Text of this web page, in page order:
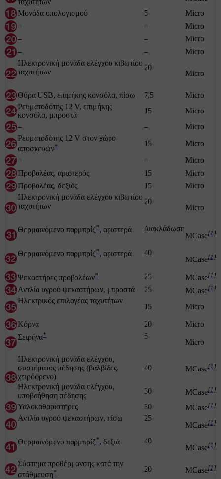
Μονάδα υπολογισμού
5
Micro
–
–
Micro
–
–
Micro
–
–
Micro
Ηλεκτρονική μονάδα ελέγχου κιβωτίου
ταχυτήτων
20
Micro
Θύρα USB, επιμήκης κονσόλα, πίσω 7,5
Micro
Ρευματοδότης 12 V, επιμήκης
κονσόλα, μπροστά
15
Micro
–
–
Micro
Ρευματοδότης 12 V στον χώρο
αποσκευών* 15
Micro
–
–
Micro
Προβολέας, αριστερός
15
Micro
Προβολέας, δεξιός
15
Micro
Ηλεκτρονική μονάδα ελέγχου κιβωτίου
ταχυτήτων
20
Micro
Θερμαινόμενο παρμπρίζ*, αριστερά
Διακλάδωση
MCase[1]
Θερμαινόμενο παρμπρίζ*, αριστερά
40
MCase[1]
Ψεκαστήρες προβολέων* 25 MCase[1]
Αντλία υγρού ψεκαστήρων, μπροστά 25 MCase[1]
Ηλεκτρικός επιλογέας ταχυτήτων
15 Micro
Κόρνα 20
Micro
Σειρήνα* 5
Micro
Ηλεκτρονική μονάδα ελέγχου,
συστήματος πέδησης (βαλβίδες,
χειρόφρενο)
40 MCase[1]
Ηλεκτρονική μονάδα ελέγχου,
υποβοήθηση πέδησης
30 MCase[1]
Υαλοκαθαριστήρες 30 MCase[1]
Αντλία υγρού ψεκαστήρων, πίσω
25
MCase[1]
Θερμαινόμενο παρμπρίζ*, δεξιά
40
MCase[1]
Σύστημα προθέρμανσης κατά την
στάθμευση* 20 MCase[1]